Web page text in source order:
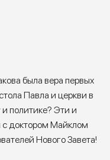
была вера первых
Павла и церкви в
политике? Эти и
доктором Майклом
Нового Завета!